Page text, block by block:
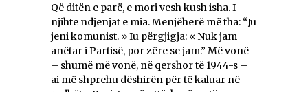
Që ditën e parë, e mori vesh kush isha. I
njihte ndjenjat e mia. Menjëherë më tha: “Ju
jeni komunist. » Iu përgjigja: « Nuk jam
anëtar i Partisë, por zëre se jam.” Më vonë
– shumë më vonë, në qershor të 1944-s –
ai më shprehu dëshirën për të kaluar në